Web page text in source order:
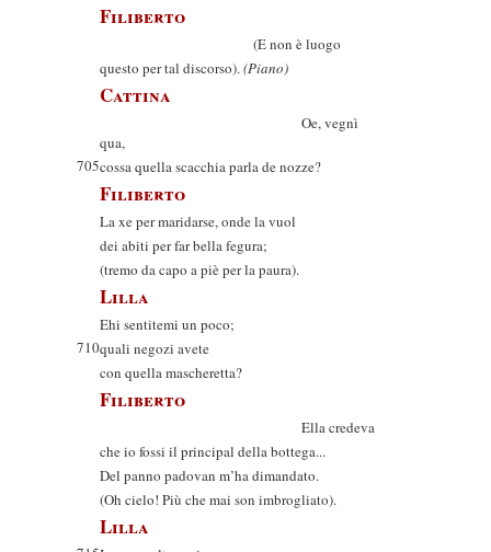
Filiberto
(E non è luogo
questo per tal discorso).(Piano)
Cattina
Oe, vegnì
qua,
705cossa quella scacchia parla de nozze?
Filiberto
La xe per maridarse, onde la vuol
dei abiti per far bella fegura;
(tremo da capo a piè per la paura).
Lilla
Ehi sentitemi un poco;
710quali negozi avete
con quella mascheretta?
Filiberto
Ella credeva
che io fossi il principal della bottega...
Del panno padovan m’ha dimandato.
(Oh cielo! Più che mai son imbrogliato).
Lilla